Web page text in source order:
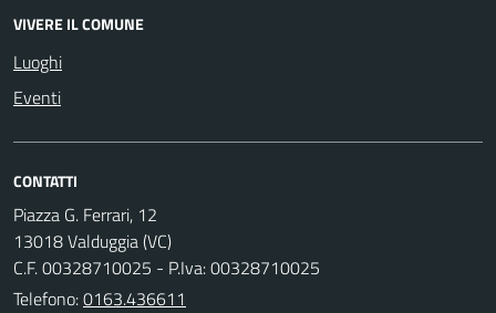
VIVERE IL COMUNE
Luoghi
Eventi
CONTATTI
Piazza G. Ferrari, 12
13018 Valduggia (VC)
C.F. 00328710025 - P.Iva: 00328710025
Telefono:0163.436611